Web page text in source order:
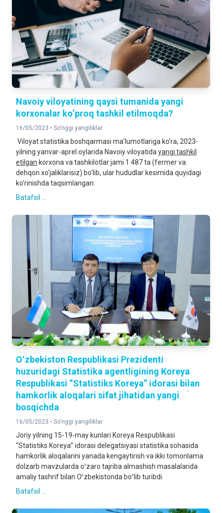
Navoiy viloyatining qaysi tumanida yangi
korxonalar ko‘proq tashkil etilmoqda?
16/05/2023 • So'nggi yangiliklar
Viloyat statistika boshqarmasi ma’lumotlariga ko’ra, 2023-
yilning yanvar-aprel oylarida Navoiy viloyatida yangi tashkil
etilgan korxona va tashkilotlar jami 1 487 ta (fermer va
dehqon xo‘jaliklarisiz) bo‘lib, ular hududlar kesimida quyidagi
ko‘rinishda taqsimlangan:
Batafsil ...
Oʻzbekiston Respublikasi Prezidenti
huzuridagi Statistika agentligining Koreya
Respublikasi “Statistiks Koreya” idorasi bilan
hamkorlik aloqalari sifat jihatidan yangi
bosqichda
16/05/2023 • So'nggi yangiliklar
Joriy yilning 15-19-may kunlari Koreya Respublikasi
“Statistiks Koreya” idorasi delegatsiyasi statistika sohasida
hamkorlik aloqalarini yanada kengaytirish va ikki tomonlama
dolzarb mavzularda oʻzaro tajriba almashish masalalarida
amaliy tashrif bilan Oʻzbekistonda boʻlib turibdi.
Batafsil ...